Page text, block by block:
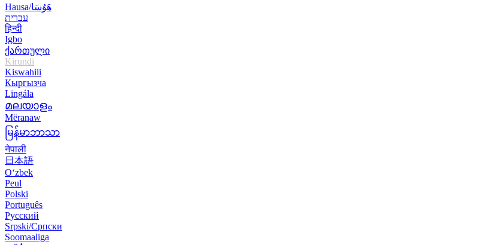
Hausa/هَوُسَا
עברית
हिन्दी
Igbo
ქართული
Kirundi
Kiswahili
Кыргызча
Lingála
മലയാളം
Mëranaw
မြန်မာဘာသာ
नेपाली
日本語
O‘zbek
Peul
Polski
Português
Русский
Srpski/Српски
Soomaaliga